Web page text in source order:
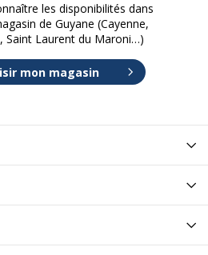
les disponibilités dans
de Guyane (Cayenne,
Saint Laurent du Maroni…)
mon magasin